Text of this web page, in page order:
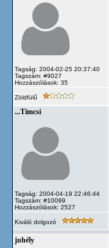
Tagság: 2004-02-25 20:37:40
Tagszám: #9027
Hozzászólások: 35
Zöldfülű
...Timcsi
Tagság: 2004-04-19 22:46:44
Tagszám: #10099
Hozzászólások: 2527
Kiváló dolgozó
juhély